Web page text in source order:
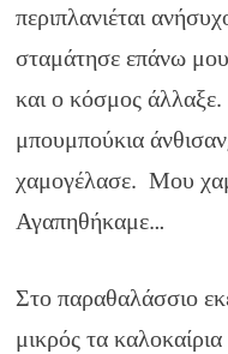
περιπλανιέται
σταμάτησε επάνω
και ο κόσμος
μπουμπούκια
χαμογέλασε. Μου
Αγαπηθήκαμε…
Στο παραθαλάσσιο
μικρός τα